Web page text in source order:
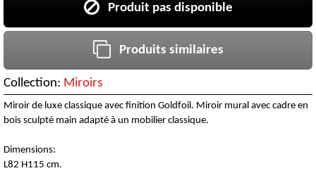
Produit pas disponible
Produits similaires
Collection: Miroirs
Miroir de luxe classique avec finition Goldfoil. Miroir mural avec cadre en
bois sculpté main adapté à un mobilier classique.
Dimensions:
L82 H115 cm.